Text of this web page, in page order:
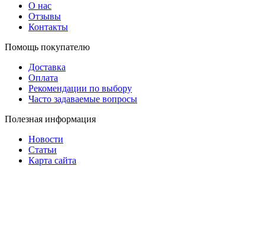
О нас
Отзывы
Контакты
Помощь покупателю
Доставка
Оплата
Рекомендации по выбору
Часто задаваемые вопросы
Полезная информация
Новости
Статьи
Карта сайта